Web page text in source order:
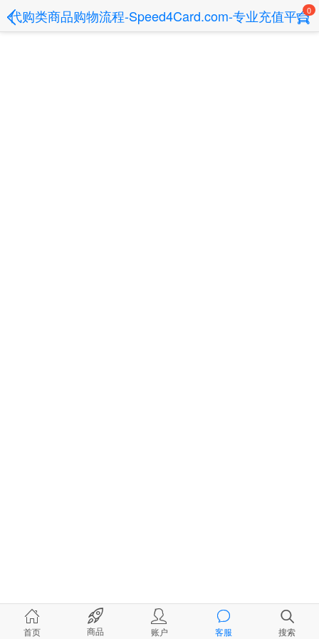
代购类商品购物流程-Speed4Card.com-专业充值平台0
首页 商品 账户 客服 搜索